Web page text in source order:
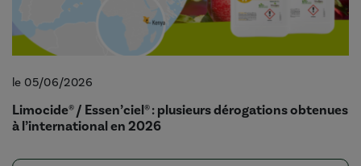
le 05/06/2026
Limocide® / Essen’ciel® : plusieurs dérogations obtenues
à l’international en 2026